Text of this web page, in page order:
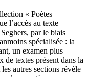
« Poètes
l’accès au texte
par le biais
spécialisée : la
un examen plus
textes présent dans la
autres sections révèle